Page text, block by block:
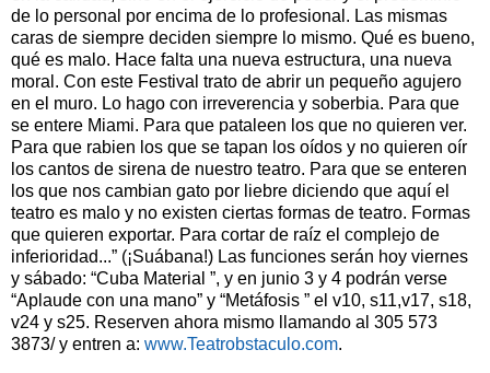
de lo personal por encima de lo profesional. Las mismas
caras de siempre deciden siempre lo mismo. Qué es bueno,
qué es malo. Hace falta una nueva estructura, una nueva
moral. Con este Festival trato de abrir un pequeño agujero
en el muro. Lo hago con irreverencia y soberbia. Para que
se entere Miami. Para que pataleen los que no quieren ver.
Para que rabien los que se tapan los oídos y no quieren oír
los cantos de sirena de nuestro teatro. Para que se enteren
los que nos cambian gato por liebre diciendo que aquí el
teatro es malo y no existen ciertas formas de teatro. Formas
que quieren exportar. Para cortar de raíz el complejo de
inferioridad...” (¡Suábana!) Las funciones serán hoy viernes
y sábado: “Cuba Material ”, y en junio 3 y 4 podrán verse
“Aplaude con una mano” y “Metáfosis ” el v10, s11,v17, s18,
v24 y s25. Reserven ahora mismo llamando al 305 573
3873/ y entren a: www.Teatrobstaculo.com.